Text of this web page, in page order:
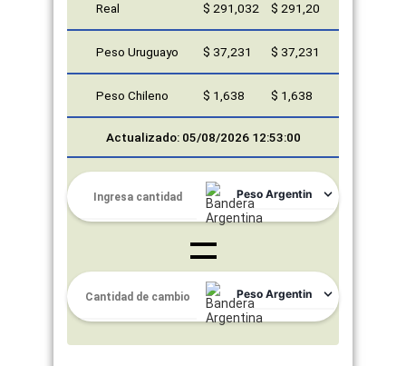
Real $ 291,032 $ 291,20
Peso Uruguayo $ 37,231 $ 37,231
Peso Chileno $ 1,638 $ 1,638
Actualizado: 05/08/2026 12:53:00